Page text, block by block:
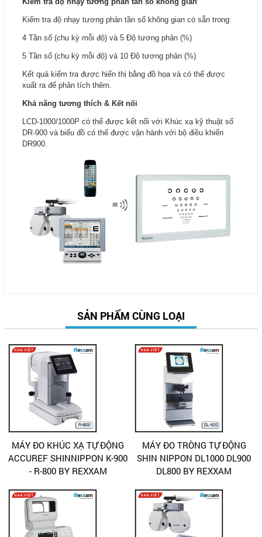
Kiểm tra độ nhạy tương phản tần số không gian có sẵn trong:
4 Tần số (chu kỳ mỗi độ) và 5 Độ tương phản (%)
5 Tần số (chu kỳ mỗi độ) và 10 Độ tương phản (%)
Kết quả kiểm tra được hiển thị bằng đồ họa và có thể được
xuất ra để phân tích thêm.
Khả năng tương thích & Kết nối
LCD-1000/1000P có thể được kết nối với Khúc xạ kỹ thuật số
DR-900 và biểu đồ có thể được vận hành với bộ điều khiển
DR900.
SẢN PHẨM CÙNG LOẠI
MÁY ĐO KHÚC XẠ TỰ ĐỘNG
ACCUREF SHINNIPPON K-900
- R-800 BY REXXAM
MÁY ĐO TRÒNG TỰ ĐỘNG
SHIN NIPPON DL1000 DL900
DL800 BY REXXAM